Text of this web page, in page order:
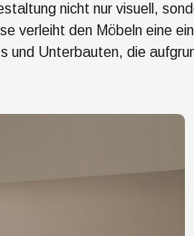
nicht nur visuell,
verleiht den Möbeln eine
Unterbauten, die